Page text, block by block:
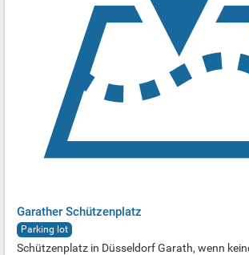
Garather Schützenplatz
Parking lot
Schützenplatz in Düsseldorf Garath, wenn